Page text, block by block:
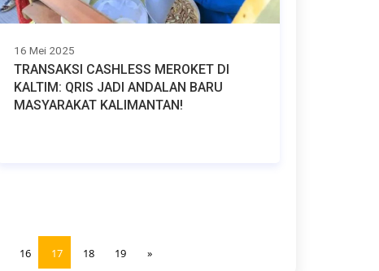
16 Mei 2025
TRANSAKSI CASHLESS MEROKET DI
KALTIM: QRIS JADI ANDALAN BARU
MASYARAKAT KALIMANTAN!
16 17 18 19 »